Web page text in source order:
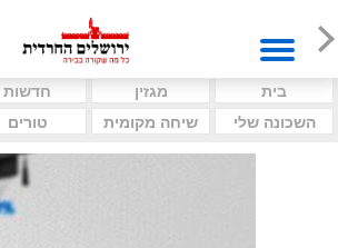
בית מגזין חדשות
השכונה שלי
שיחה מקומית טורים